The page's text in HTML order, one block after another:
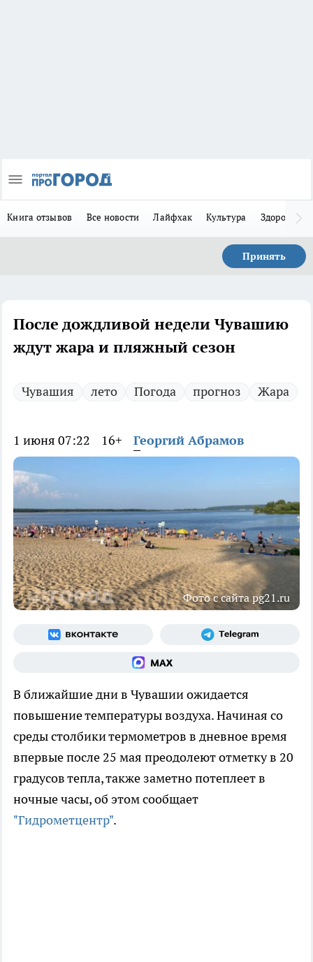
Книга отзывов Все новости Лайфхак Культура Здоровье
Принять
После дождливой недели Чувашию
ждут жара и пляжный сезон
Чувашия лето Погода прогноз Жара
1 июня 07:22 16+ Георгий Абрамов
Фото с сайта pg21.ru
В ближайшие дни в Чувашии ожидается
повышение температуры воздуха. Начиная со
среды столбики термометров в дневное время
впервые после 25 мая преодолеют отметку в 20
градусов тепла, также заметно потеплеет в
ночные часы, об этом сообщает
"Гидрометцентр".